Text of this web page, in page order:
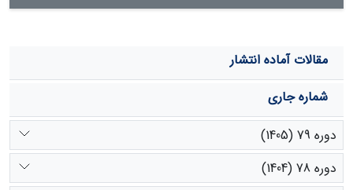
مقالات آماده انتشار
شماره جاری
دوره 79 (1405)
دوره 78 (1404)